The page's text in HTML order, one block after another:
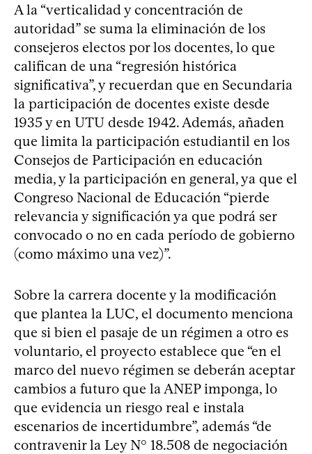
A la “verticalidad y concentración de
autoridad” se suma la eliminación de los
consejeros electos por los docentes, lo que
califican de una “regresión histórica
significativa”, y recuerdan que en Secundaria
la participación de docentes existe desde
1935 y en UTU desde 1942. Además, añaden
que limita la participación estudiantil en los
Consejos de Participación en educación
media, y la participación en general, ya que el
Congreso Nacional de Educación “pierde
relevancia y significación ya que podrá ser
convocado o no en cada período de gobierno
(como máximo una vez)”.
Sobre la carrera docente y la modificación
que plantea la LUC, el documento menciona
que si bien el pasaje de un régimen a otro es
voluntario, el proyecto establece que “en el
marco del nuevo régimen se deberán aceptar
cambios a futuro que la ANEP imponga, lo
que evidencia un riesgo real e instala
escenarios de incertidumbre”, además “de
contravenir la Ley N° 18.508 de negociación